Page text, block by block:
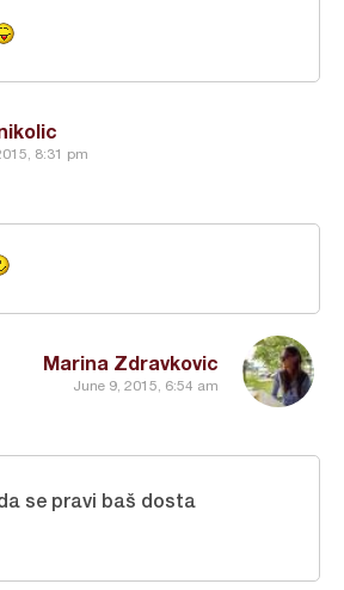
8:31 pm
Marina Zdravkovic
June 9, 2015, 6:54 am
se pravi baš dosta